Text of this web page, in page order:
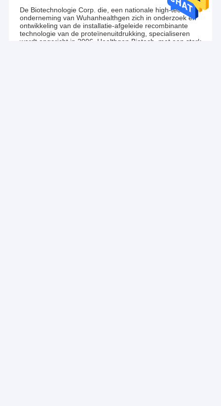
De Biotechnologie Corp. die, een nationale high-tech
onderneming van Wuhanhealthgen zich in onderzoek en
ontwikkeling van de installatie-afgeleide recombinante
technologie van de proteïnenuitdrukking, specialiseren
wordt opgericht in 2006. Healthgen Biotech, met een sterk